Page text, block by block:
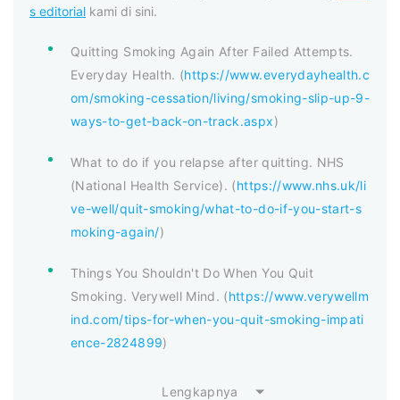
s editorial kami di sini.
Quitting Smoking Again After Failed Attempts.
Everyday Health. (https://www.everydayhealth.c
om/smoking-cessation/living/smoking-slip-up-9-
ways-to-get-back-on-track.aspx)
What to do if you relapse after quitting. NHS
(National Health Service). (https://www.nhs.uk/li
ve-well/quit-smoking/what-to-do-if-you-start-s
moking-again/)
Things You Shouldn't Do When You Quit
Smoking. Verywell Mind. (https://www.verywellm
ind.com/tips-for-when-you-quit-smoking-impati
ence-2824899)
Lengkapnya